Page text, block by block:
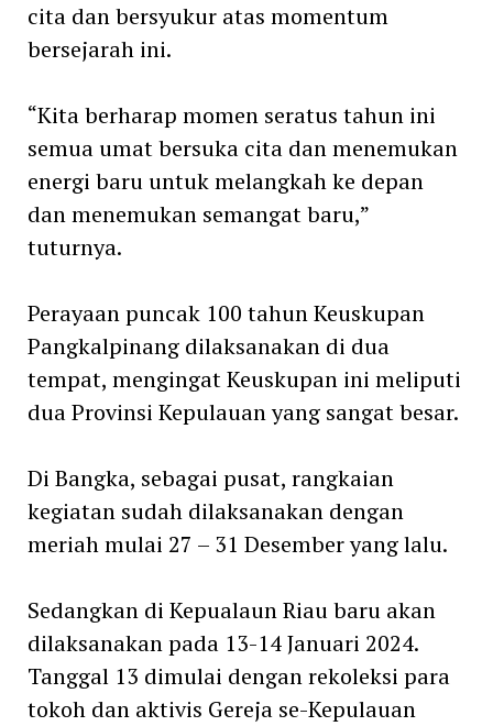
cita dan bersyukur atas momentum
bersejarah ini.
“Kita berharap momen seratus tahun ini
semua umat bersuka cita dan menemukan
energi baru untuk melangkah ke depan
dan menemukan semangat baru,”
tuturnya.
Perayaan puncak 100 tahun Keuskupan
Pangkalpinang dilaksanakan di dua
tempat, mengingat Keuskupan ini meliputi
dua Provinsi Kepulauan yang sangat besar.
Di Bangka, sebagai pusat, rangkaian
kegiatan sudah dilaksanakan dengan
meriah mulai 27 – 31 Desember yang lalu.
Sedangkan di Kepualaun Riau baru akan
dilaksanakan pada 13-14 Januari 2024.
Tanggal 13 dimulai dengan rekoleksi para
tokoh dan aktivis Gereja se-Kepulauan